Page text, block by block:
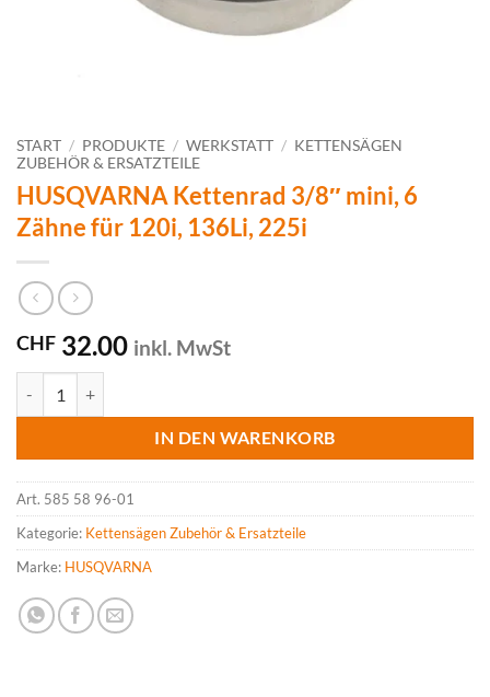
START / PRODUKTE / WERKSTATT / KETTENSÄGEN
ZUBEHÖR & ERSATZTEILE
HUSQVARNA Kettenrad 3/8″ mini, 6
Zähne für 120i, 136Li, 225i
CHF 32.00 inkl. MwSt
IN DEN WARENKORB
Art. 585 58 96-01
Kategorie: Kettensägen Zubehör & Ersatzteile
Marke: HUSQVARNA